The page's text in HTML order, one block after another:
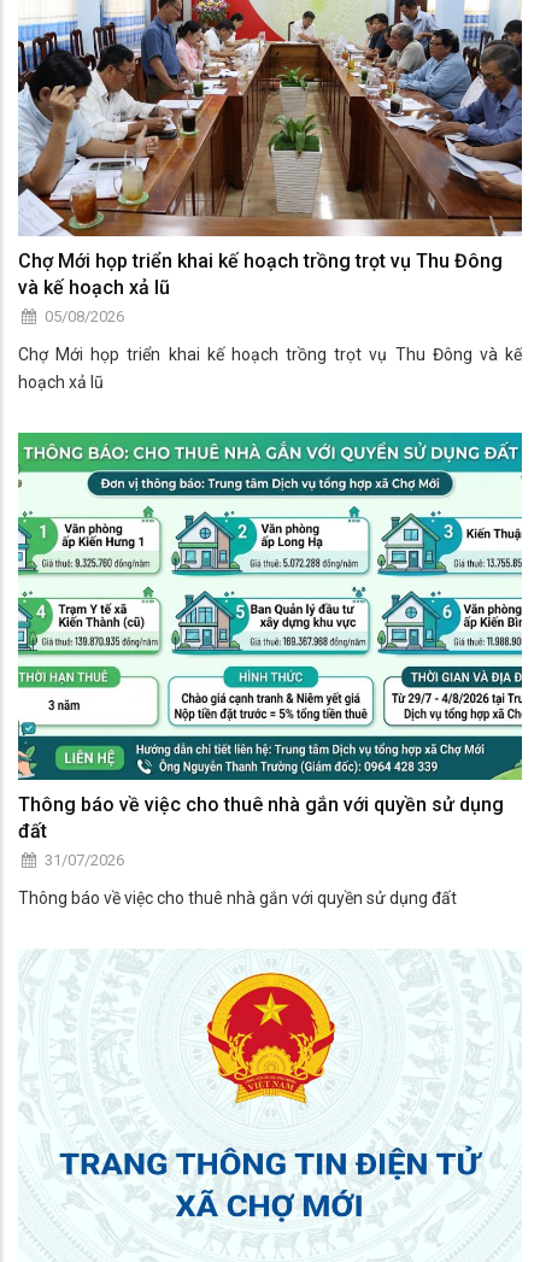
Chợ Mới họp triển khai kế hoạch trồng trọt vụ Thu Đông
và kế hoạch xả lũ
05/08/2026
Chợ Mới họp triển khai kế hoạch trồng trọt vụ Thu Đông và kế
hoạch xả lũ
Thông báo về việc cho thuê nhà gắn với quyền sử dụng
đất
31/07/2026
Thông báo về việc cho thuê nhà gắn với quyền sử dụng đất